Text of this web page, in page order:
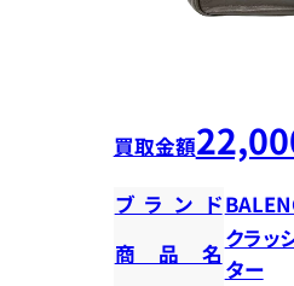
買取金額
ブランド
商品名
クラッ
ター